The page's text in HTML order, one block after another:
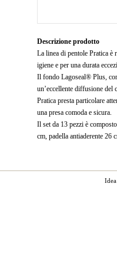
Descrizione prodotto
La linea di pentole Pratica è
igiene e per una durata
Il fondo Lagoseal® Plus,
un’eccellente diffusione del
Pratica presta particolare
una presa comoda e sicura.
Il set da 13 pezzi è
cm, padella antiaderente 26